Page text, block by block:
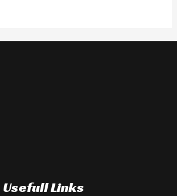
Usefull Links